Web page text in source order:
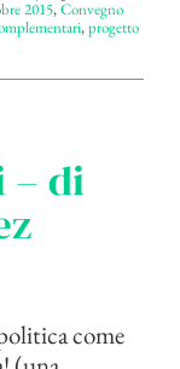
2015,Convegno
,progetto
– di
come